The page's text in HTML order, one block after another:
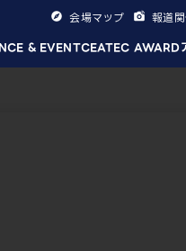
& EVENTCEATEC AWARD
会場マップ 報道